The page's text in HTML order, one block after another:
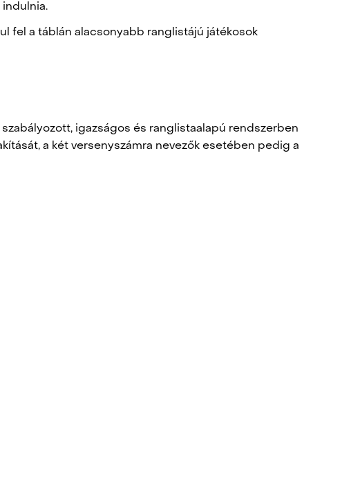
indulnia.
fel a táblán alacsonyabb ranglistájú játékosok
igazságos és ranglistaalapú rendszerben
a két versenyszámra nevezők esetében pedig a